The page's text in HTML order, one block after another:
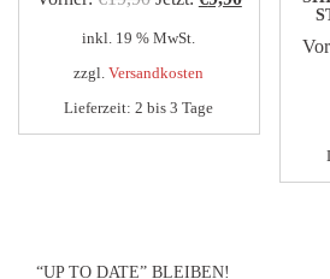
Preis
war:
€19,90
inkl. 19 % MwSt.
zzgl.Versandkosten
Lieferzeit:2 bis 3 Tage
“UP TO DATE” BLEIBEN!